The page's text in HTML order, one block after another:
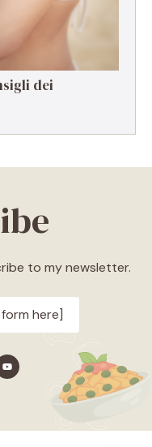
dei
to my newsletter.
here]